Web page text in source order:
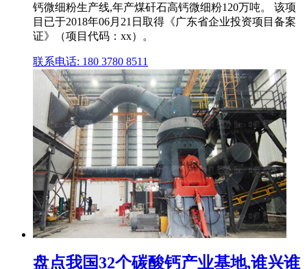
钙微细粉生产线,年产煤矸石高钙微细粉120万吨。 该项
目已于2018年06月21日取得《广东省企业投资项目备案
证》（项目代码：xx）。
联系电话: 180 3780 8511
盘点我国32个碳酸钙产业基地,谁兴谁